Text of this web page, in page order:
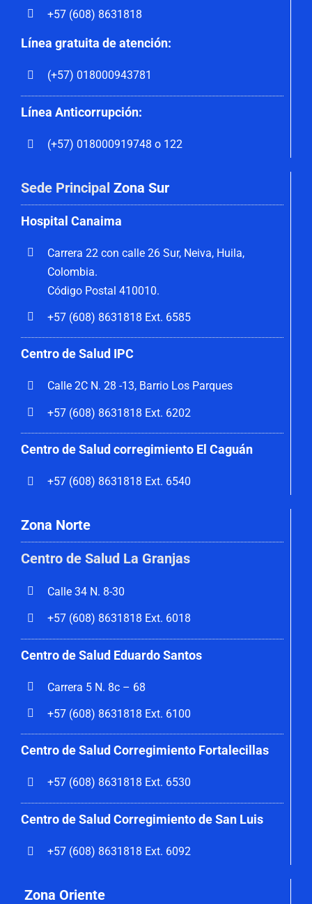
+57 (608) 8631818
Línea gratuita de atención:
(+57) 018000943781
Línea Anticorrupción:
(+57) 018000919748 o 122
Sede Principal Zona Sur
Hospital Canaima
Carrera 22 con calle 26 Sur, Neiva, Huila,
Colombia.
Código Postal 410010.
+57 (608) 8631818 Ext. 6585
Centro de Salud IPC
Calle 2C N. 28 -13, Barrio Los Parques
+57 (608) 8631818 Ext. 6202
Centro de Salud corregimiento El Caguán
+57 (608) 8631818 Ext. 6540
Zona Norte
Centro de Salud La Granjas
Calle 34 N. 8-30
+57 (608) 8631818 Ext. 6018
Centro de Salud Eduardo Santos
Carrera 5 N. 8c – 68
+57 (608) 8631818 Ext. 6100
Centro de Salud Corregimiento Fortalecillas
+57 (608) 8631818 Ext. 6530
Centro de Salud Corregimiento de San Luis
+57 (608) 8631818 Ext. 6092
Zona Oriente